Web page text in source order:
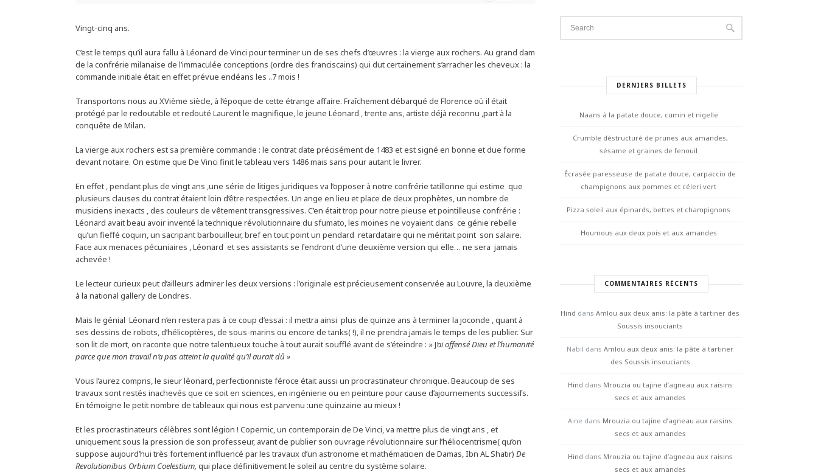
Vingt-cinq ans.
C’est le temps qu’il aura fallu à Léonard de Vinci pour terminer un de ses chefs d’œuvres : la vierge aux rochers. Au grand dam
de la confrérie milanaise de l’immaculée conceptions (ordre des franciscains) qui dut certainement s’arracher les cheveux : la
commande initiale était en effet prévue endéans les ..7 mois !
Transportons nous au XVième siècle, à l’époque de cette étrange affaire. Fraîchement débarqué de Florence où il était
protégé par le redoutable et redouté Laurent le magnifique, le jeune Léonard , trente ans, artiste déjà reconnu ,part à la
conquête de Milan.
La vierge aux rochers est sa première commande : le contrat date précisément de 1483 et est signé en bonne et due forme
devant notaire. On estime que De Vinci finit le tableau vers 1486 mais sans pour autant le livrer.
En effet , pendant plus de vingt ans ,une série de litiges juridiques va l’opposer à notre confrérie tatillonne qui estime que
plusieurs clauses du contrat étaient loin d’être respectées. Un ange en lieu et place de deux prophètes, un nombre de
musiciens inexacts , des couleurs de vêtement transgressives. C’en était trop pour notre pieuse et pointilleuse confrérie :
Léonard avait beau avoir inventé la technique révolutionnaire du sfumato, les moines ne voyaient dans ce génie rebelle
qu’un fieffé coquin, un sacripant barbouilleur, bref en tout point un pendard retardataire qui ne méritait point son salaire.
Face aux menaces pécuniaires , Léonard et ses assistants se fendront d’une deuxième version qui elle… ne sera jamais
achevée !
Le lecteur curieux peut d’ailleurs admirer les deux versions : l’originale est précieusement conservée au Louvre, la deuxième
à la national gallery de Londres.
Mais le génial Léonard n’en restera pas à ce coup d’essai : il mettra ainsi plus de quinze ans à terminer la joconde , quant à
ses dessins de robots, d’hélicoptères, de sous-marins ou encore de tanks( !), il ne prendra jamais le temps de les publier. Sur
son lit de mort, on raconte que notre talentueux touche à tout aurait soufflé avant de s’éteindre : » J’ai offensé Dieu et l’humanité
parce que mon travail n’a pas atteint la qualité qu’il aurait dû »
Vous l’aurez compris, le sieur léonard, perfectionniste féroce était aussi un procrastinateur chronique. Beaucoup de ses
travaux sont restés inachevés que ce soit en sciences, en ingénierie ou en peinture pour cause d’ajournements successifs.
En témoigne le petit nombre de tableaux qui nous est parvenu :une quinzaine au mieux !
Et les procrastinateurs célèbres sont légion ! Copernic, un contemporain de De Vinci, va mettre plus de vingt ans , et
uniquement sous la pression de son professeur, avant de publier son ouvrage révolutionnaire sur l’héliocentrisme( qu’on
suppose aujourd’hui très fortement influencé par les travaux d’un astronome et mathématicien de Damas, Ibn AL Shatir) De
Revolutionibus Orbium Coelestium, qui place définitivement le soleil au centre du système solaire.
DERNIERS BILLETS
Naans à la patate douce, cumin et nigelle
Crumble déstructuré de prunes aux amandes,
sésame et graines de fenouil
Écrasée paresseuse de patate douce, carpaccio de
champignons aux pommes et céleri vert
Pizza soleil aux épinards, bettes et champignons
Houmous aux deux pois et aux amandes
COMMENTAIRES RÉCENTS
Hind dans Amlou aux deux anis: la pâte à tartiner des
Soussis insouciants
Nabil dans Amlou aux deux anis: la pâte à tartiner
des Soussis insouciants
Hind dans Mrouzia ou tajine d’agneau aux raisins
secs et aux amandes
Aine dans Mrouzia ou tajine d’agneau aux raisins
secs et aux amandes
Hind dans Mrouzia ou tajine d’agneau aux raisins
secs et aux amandes